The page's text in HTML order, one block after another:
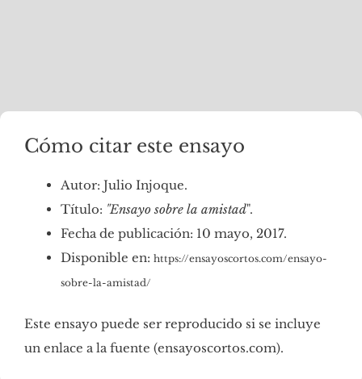
Cómo citar este ensayo
Autor: Julio Injoque.
Título: "Ensayo sobre la amistad".
Fecha de publicación: 10 mayo, 2017.
Disponible en: https://ensayoscortos.com/ensayo-
sobre-la-amistad/
Este ensayo puede ser reproducido si se incluye
un enlace a la fuente (ensayoscortos.com).